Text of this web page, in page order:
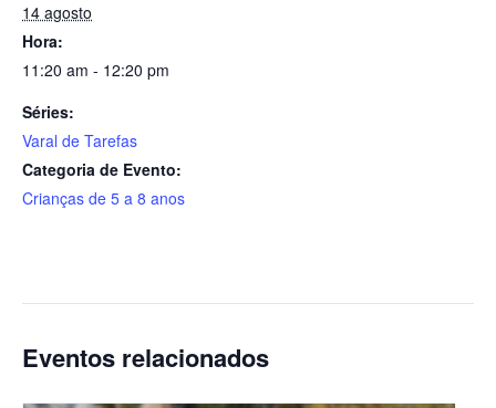
14 agosto
Hora:
11:20 am - 12:20 pm
Séries:
Varal de Tarefas
Categoria de Evento:
Crianças de 5 a 8 anos
Eventos relacionados